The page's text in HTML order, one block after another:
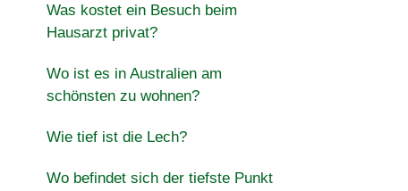
Was kostet ein Besuch beim
Hausarzt privat?
Wo ist es in Australien am
schönsten zu wohnen?
Wie tief ist die Lech?
Wo befindet sich der tiefste Punkt